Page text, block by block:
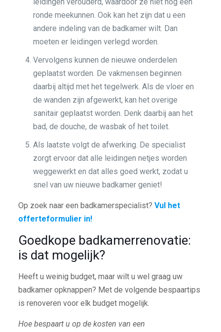
leidingen verouderd, waardoor ze niet nog een
ronde meekunnen. Ook kan het zijn dat u een
andere indeling van de badkamer wilt. Dan
moeten er leidingen verlegd worden.
Vervolgens kunnen de nieuwe onderdelen
geplaatst worden. De vakmensen beginnen
daarbij altijd met het tegelwerk. Als de vloer en
de wanden zijn afgewerkt, kan het overige
sanitair geplaatst worden. Denk daarbij aan het
bad, de douche, de wasbak of het toilet.
Als laatste volgt de afwerking. De specialist
zorgt ervoor dat alle leidingen netjes worden
weggewerkt en dat alles goed werkt, zodat u
snel van uw nieuwe badkamer geniet!
Op zoek naar een badkamerspecialist? Vul het
offerteformulier in!
Goedkope badkamerrenovatie:
is dat mogelijk?
Heeft u weinig budget, maar wilt u wel graag uw
badkamer opknappen? Met de volgende bespaartips
is renoveren voor elk budget mogelijk.
Hoe bespaart u op de kosten van een